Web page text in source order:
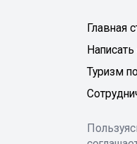
Главная
Туризм